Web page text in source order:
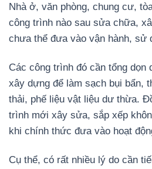
Nhà ở, văn phòng, chung cư,
công trình nào sau sửa chữa,
chưa thể đưa vào vận hành, sử
Các công trình đó cần tổng dọn
xây dựng để làm sạch bụi bẩn,
thải, phế liệu vật liệu dư thừa.
trình mới xây sửa, sắp xếp
khi chính thức đưa vào hoạt
Cụ thể, có rất nhiều lý do cần